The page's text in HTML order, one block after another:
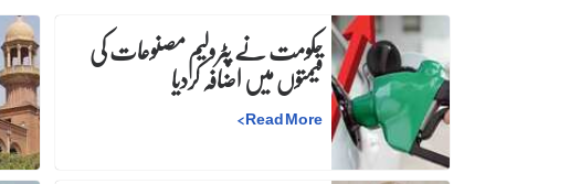
حکومت نے پٹرولیم مصنوعات کی
قیمتوں میں اضافہ کردیا
Read More
>